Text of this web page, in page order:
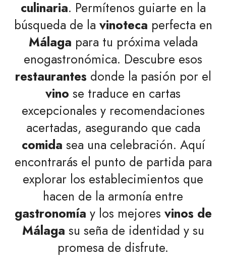
culinaria. Permítenos guiarte en la
búsqueda de la vinoteca perfecta en
Málaga para tu próxima velada
enogastronómica. Descubre esos
restaurantes donde la pasión por el
vino se traduce en cartas
excepcionales y recomendaciones
acertadas, asegurando que cada
comida sea una celebración. Aquí
encontrarás el punto de partida para
explorar los establecimientos que
hacen de la armonía entre
gastronomía y los mejores vinos de
Málaga su seña de identidad y su
promesa de disfrute.